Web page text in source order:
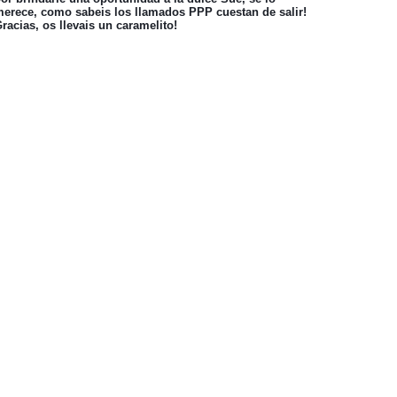
como sabeis los llamados PPP cuestan de salir!
os llevais un caramelito!